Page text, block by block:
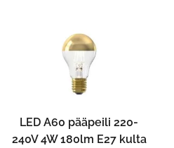
LED A60 pääpeili 220-
240V 4W 180lm E27 kulta